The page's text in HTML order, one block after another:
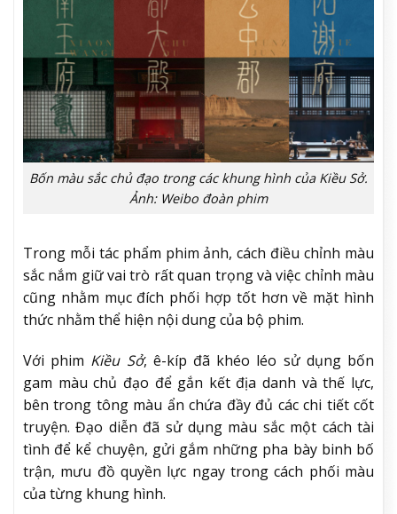
Bốn màu sắc chủ đạo trong các khung hình của Kiều Sở.
Ảnh: Weibo đoàn phim
Trong mỗi tác phẩm phim ảnh, cách điều chỉnh màu
sắc nắm giữ vai trò rất quan trọng và việc chỉnh màu
cũng nhằm mục đích phối hợp tốt hơn về mặt hình
thức nhằm thể hiện nội dung của bộ phim.
Với phim Kiều Sở, ê-kíp đã khéo léo sử dụng bốn
gam màu chủ đạo để gắn kết địa danh và thế lực,
bên trong tông màu ẩn chứa đầy đủ các chi tiết cốt
truyện. Đạo diễn đã sử dụng màu sắc một cách tài
tình để kể chuyện, gửi gắm những pha bày binh bố
trận, mưu đồ quyền lực ngay trong cách phối màu
của từng khung hình.